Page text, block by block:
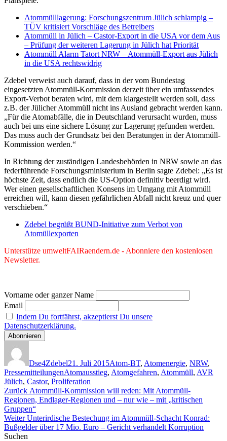
Atommülllagerung: Forschungszentrum Jülich schlampig –
TÜV kritisiert Vorschläge des Betreibers
Atommüll in Jülich – Castor-Export in die USA vor dem Aus
– Prüfung der weiteren Lagerung in Jülich hat Priorität
Atommüll Alarm Tatort NRW – Atommüll-Export aus Jülich
in die USA rechtswidrig
Zdebel verweist auch darauf, dass in der vom Bundestag
eingesetzten Atommüll-Kommission derzeit über ein umfassendes
Export-Verbot beraten wird, mit dem klargestellt werden soll, dass
z.B. der Jülicher Atommüll nicht ins Ausland gebracht werden kann.
„Für die Atomabfälle, die in Deutschland verursacht wurden, muss
auch bei uns eine sichere Lösung zur Lagerung gefunden werden.
Das muss auch der Grundsatz bei den Beratungen in der Atommüll-
Kommission werden.“
In Richtung der zuständigen Landesbehörden in NRW sowie an das
federführende Forschungsministerium in Berlin sagte Zdebel: „Es ist
höchste Zeit, dass endlich die US-Option definitiv beerdigt wird.
Wer einen gesellschaftlichen Konsens im Umgang mit Atommüll
erreichen will, kann diesen gefährlichen Abfall nicht kreuz und quer
verschieben.“
Zdebel begrüßt BUND-Initiative zum Verbot von
Atomüllexporten
Unterstütze umweltFAIRaendern.de - Abonniere den kostenlosen
Newsletter.
Vorname oder ganzer Name
Email
Indem Du fortfährst, akzeptierst Du unsere
Datenschutzerklärung.
Dse4Zdebel21. Juli 2015Atom-BT, Atomenergie, NRW,
PressemitteilungenSchlagwörter
Atomausstieg, Atomgefahren, Atommüll, AVR
Jülich, Castor, Proliferation
Beitragsnavigation
Zurück Vorheriger
Beitrag:
Atommüll-Kommission will reden: Mit Atommüll-
Regionen, Endlager-Regionen und – nur wie – mit „kritischen
Gruppen“
Weiter Nächster
Beitrag:
Unterirdische Bestechung im Atommüll-Schacht Konrad:
Bußgelder über 17 Mio. Euro – Gericht verhandelt Korruption
Suchen